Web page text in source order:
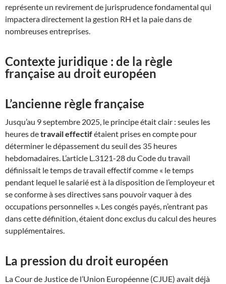
représente un revirement de jurisprudence fondamental qui
impactera directement la gestion RH et la paie dans de
nombreuses entreprises.
Contexte juridique : de la règle
française au droit européen
L’ancienne règle française
Jusqu’au 9 septembre 2025, le principe était clair : seules les
heures detravail effectifétaient prises en compte pour
déterminer le dépassement du seuil des 35 heures
hebdomadaires. L’article L.3121-28 du Code du travail
définissait le temps de travail effectif comme « le temps
pendant lequel le salarié est à la disposition de l’employeur et
se conforme à ses directives sans pouvoir vaquer à des
occupations personnelles ». Les congés payés, n’entrant pas
dans cette définition, étaient donc exclus du calcul des heures
supplémentaires.
La pression du droit européen
La Cour de Justice de l’Union Européenne (CJUE) avait déjà